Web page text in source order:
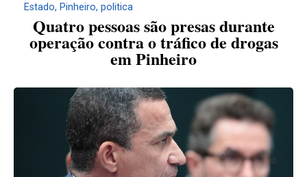
Estado, Pinheiro, politica
Quatro pessoas são presas durante
operação contra o tráfico de drogas
em Pinheiro